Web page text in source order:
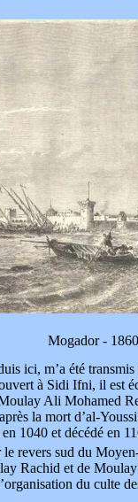
Mogador - 1860
ici, m’a été
à Sidi Ifni, il est
Ali Mohamed
la mort d’al-
1040 et décédé en
le revers sud du
Rachid et de
du culte